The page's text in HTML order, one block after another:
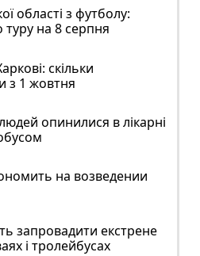
області з футболу:
туру на 8 серпня
скільки
з 1 жовтня
опинилися в лікарні
на возведении
запровадити екстрене
і тролейбусах